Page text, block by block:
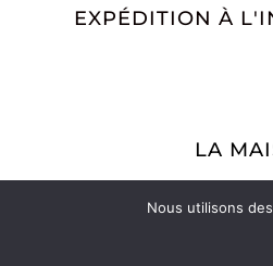
EXPÉDITION À
LA
La
La Petite
Nous utilisons